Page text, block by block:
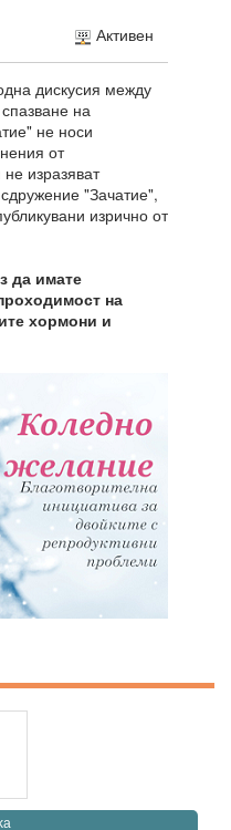
Активен
дискусия между
на
не носи
от
изразяват
"Зачатие",
изрично от
да имате
на
хормони и